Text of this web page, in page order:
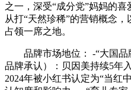
之一，深受“成分党”妈妈的喜
从打“天然珍稀”的营销概念
占领一席之地。
品牌市场地位： -“大国品
品牌承认）：贝因美持续5年
2024年被小红书认定为“当红